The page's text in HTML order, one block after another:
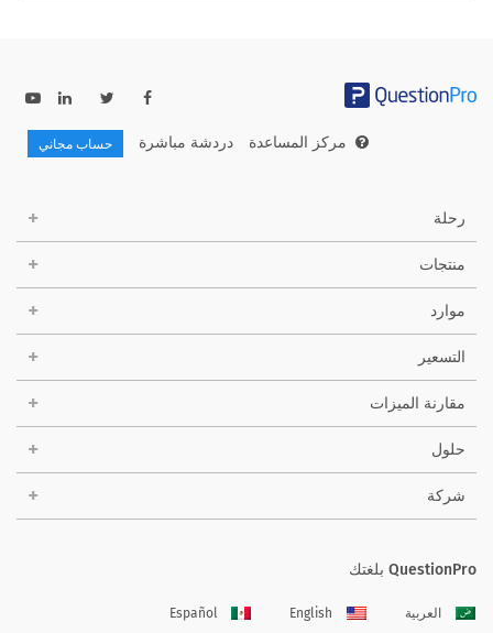
مركز المساعدة دردشة مباشرة حساب مجاني
رحلة
منتجات
موارد
التسعير
مقارنة الميزات
حلول
شركة
QuestionPro بلغتك
العربية English
Español